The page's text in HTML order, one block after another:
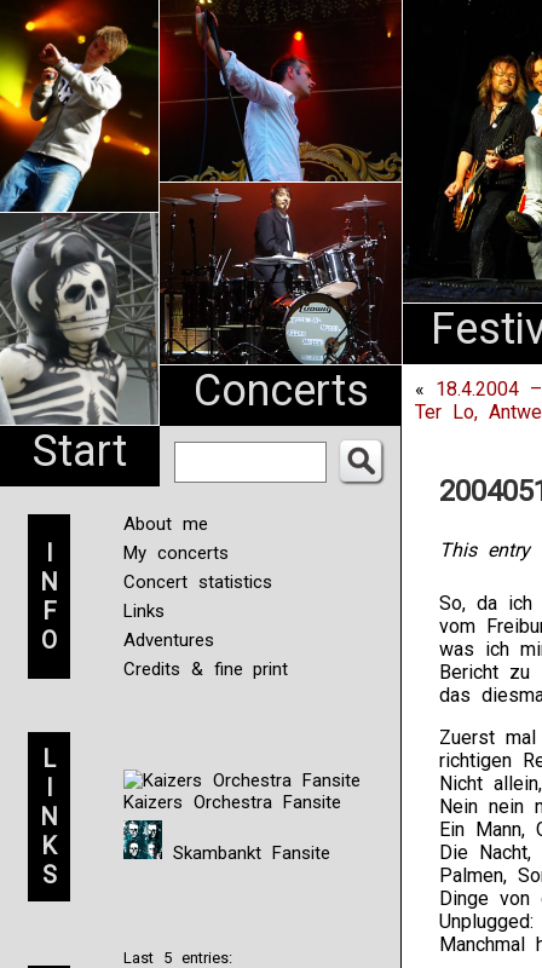
Start
Concerts
An
Pharma
NL
I
N
F
O
About me
My concerts
Concert statistics
Links
Adventures
Credits & fine print
L
I
N
K
S
Kaizers Orchestra Fansite
Skambankt Fansite
Last 5 entries:
« 18.4.2004
Ter Lo,
This entry
So, da ich
vom
was ich
Bericht zu
das
Zuerst
richtigen
Nicht
Nein nein
Ein Mann,
Die Nacht,
Palmen,
Dinge von
Manchmal